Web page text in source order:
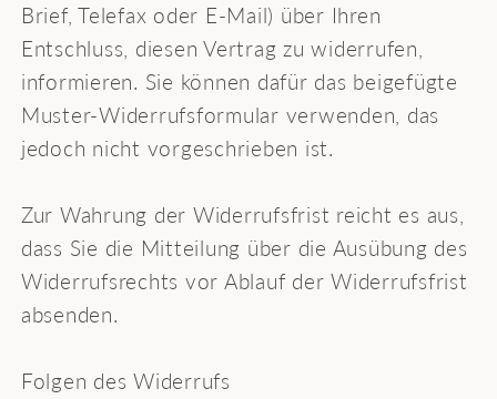
Brief, Telefax oder E-Mail) über Ihren
Entschluss, diesen Vertrag zu widerrufen,
informieren. Sie können dafür das beigefügte
Muster-Widerrufsformular verwenden, das
jedoch nicht vorgeschrieben ist.
Zur Wahrung der Widerrufsfrist reicht es aus,
dass Sie die Mitteilung über die Ausübung des
Widerrufsrechts vor Ablauf der Widerrufsfrist
absenden.
Folgen des Widerrufs